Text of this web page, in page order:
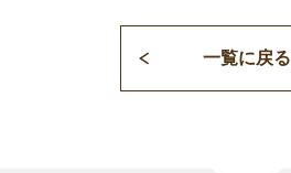
一覧に戻る